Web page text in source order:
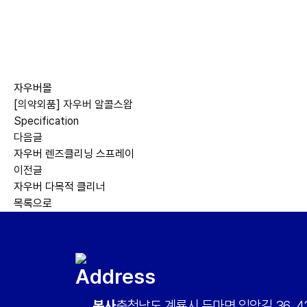
자우버몰
[의약외품] 자우버 알콜스왑
Specification
다음글
자우버 렌즈클리닝 스프레이
이전글
자우버 다목적 클리너
목록으로
Address